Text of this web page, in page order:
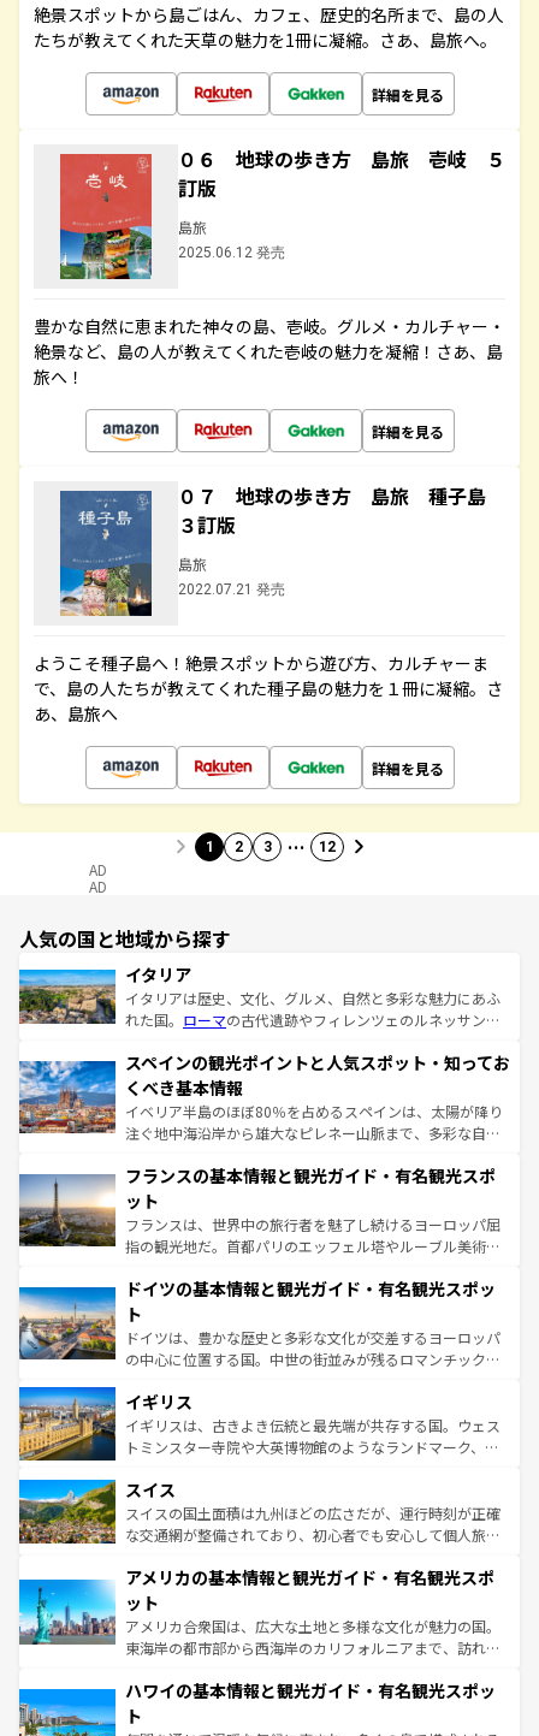
絶景スポットから島ごはん、カフェ、歴史的名所まで、島の人
たちが教えてくれた天草の魅力を1冊に凝縮。さあ、島旅へ。
詳細を見る
０６ 地球の歩き方 島旅 壱岐 ５
訂版
島旅
2025.06.12 発売
豊かな自然に恵まれた神々の島、壱岐。グルメ・カルチャー・
絶景など、島の人が教えてくれた壱岐の魅力を凝縮！さあ、島
旅へ！
詳細を見る
０７ 地球の歩き方 島旅 種子島
３訂版
島旅
2022.07.21 発売
ようこそ種子島へ！絶景スポットから遊び方、カルチャーま
で、島の人たちが教えてくれた種子島の魅力を１冊に凝縮。さ
あ、島旅へ
詳細を見る
1 2 3 … 12
AD
AD
人気の国と地域から探す
イタリア
イタリアは歴史、文化、グルメ、自然と多彩な魅力にあふ
れた国。 ローマの古代遺跡やフィレンツェのルネッサンス
ろん、トスカーナの美しい田園風景やアマルフィ海岸の絶
景など、自然景観も見逃せない。観光の合間には、本場の
ピザやパスタなど、絶品のイタリア料理を堪能することも
できる。朝目覚めてから夜眠るまで、すべての瞬間を楽し
なお、新着のイタリア情報はコンテンツ一覧を参照してほ
しい。
スペインの観光ポイントと人気スポット・知ってお
くべき基本情報
イベリア半島のほぼ80％を占めるスペインは、太陽が降り
注ぐ地中海沿岸から雄大なピレネー山脈まで、多彩な自然
文化が根付くこの国では、情熱的なフラメンコ、熱気あふ
れる闘牛、そして美味しいタパスが生活の一部となってい
る。首都マドリードの洗練された雰囲気や、バルセロナの
アートに溢れた街角から、地方では古代ローマ遺跡や中世
せる。地方によって風土や気候が異なるスペインはその個
ンテンツ一覧 を参照してほしい。
フランスの基本情報と観光ガイド・有名観光スポ
ット
フランスは、世界中の旅行者を魅了し続けるヨーロッパ屈
指の観光地だ。首都パリのエッフェル塔やルーブル美術館
で、幅広い魅力が詰まっている。華麗な宮殿、歴史的な大
聖堂、美しいビーチ、そして豊かな自然が、訪れる者を心
から魅了する。また、フランスは美食の国としても知ら
れ、フランス料理はユネスコ無形文化遺産にも登録されて
香り高いラベンダー畑など、多彩な楽しみ方が可能だ。さ
らに、パリ以外の地域にも魅力が溢れており、どの街角に
も豊かな歴史と文化が息づいている。パリ以外の個性あふ
を参照してほしい。
ドイツの基本情報と観光ガイド・有名観光スポッ
ト
ドイツは、豊かな歴史と多彩な文化が交差するヨーロッパ
の中心に位置する国。中世の街並みが残るロマンチック街
顔を持つこの国は、どこを歩いても飽きることがない。ベ
ルリンの文化的活気、バイエルン州のアルプスの絶景、そ
してライン川沿いのワイン畑といった風景は必見。ビール
は、お酒好きな人にはぜひ体験してほしい。 なお、新着の
ドイツ情報はコンテンツ一覧を参照してほしい。
イギリス
イギリスは、古きよき伝統と最先端が共存する国。ウェス
トミンスター寺院や大英博物館のようなランドマーク、歴
リアごとに異なる魅力がある。また、優雅なアフタヌーン
ティー、ビール好きにはたまらない英国パブ、サッカー観
戦など、本場だからこそできる体験も豊富。イギリスを旅
ンツ一覧を参照してほしい。
スイス
スイスの国土面積は九州ほどの広さだが、運行時刻が正確
な交通網が整備されており、初心者でも安心して個人旅行
の建物がそのまま残る町や、スイスならではのユニークな
博物館もあり、アルプス観光だけでなく町歩きも満喫する
ことができる。国民の所得が高いため物価も高いが、旅行
者向けの交通パス提供のサービスもあり、うまく活用すれ
着のスイス情報はコンテンツ一覧を参照してほしい。
アメリカの基本情報と観光ガイド・有名観光スポ
ット
アメリカ合衆国は、広大な土地と多様な文化が魅力の国。
東海岸の都市部から西海岸のカリフォルニアまで、訪れる
のような巨大都市は、観光、ショッピング、エンターテイ
ンメントが詰まった刺激的なスポットだ。一方、アメリカ
ハワイの基本情報と観光ガイド・有名観光スポッ
ト